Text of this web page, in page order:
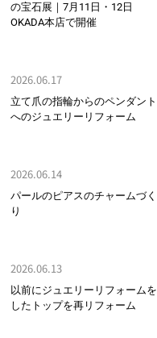
の宝石展｜7月11日・12日
OKADA本店で開催
2026.06.17
立て爪の指輪からのペンダント
へのジュエリーリフォーム
2026.06.14
パールのピアスのチャームづく
り
2026.06.13
以前にジュエリーリフォームを
したトップを再リフォーム